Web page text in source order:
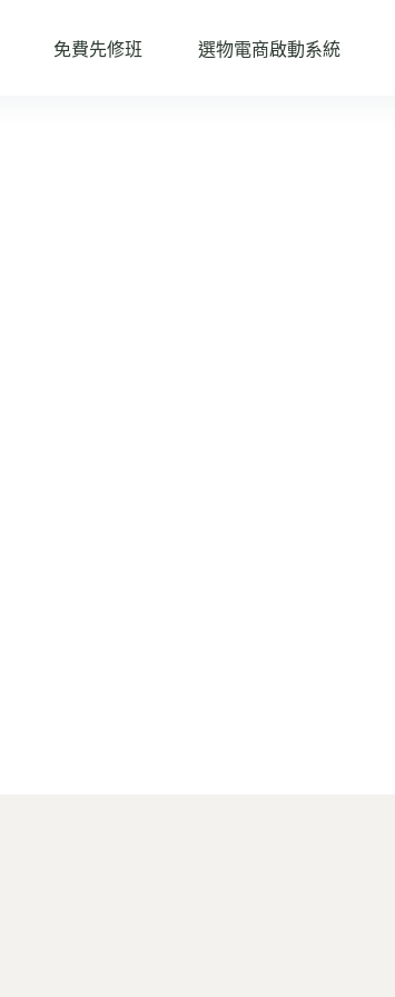
免費先修班 選物電商啟動系統